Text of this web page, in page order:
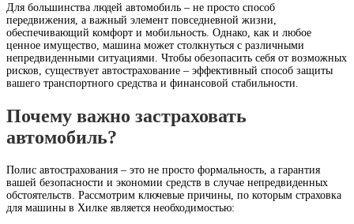
Для большинства людей автомобиль – не просто способ
передвижения, а важный элемент повседневной жизни,
обеспечивающий комфорт и мобильность. Однако, как и любое
ценное имущество, машина может столкнуться с различными
непредвиденными ситуациями. Чтобы обезопасить себя от возможных
рисков, существует автострахование – эффективный способ защиты
вашего транспортного средства и финансовой стабильности.
Почему важно застраховать
автомобиль?
Полис автострахования – это не просто формальность, а гарантия
вашей безопасности и экономии средств в случае непредвиденных
обстоятельств. Рассмотрим ключевые причины, по которым страховка
для машины в Хилке является необходимостью: